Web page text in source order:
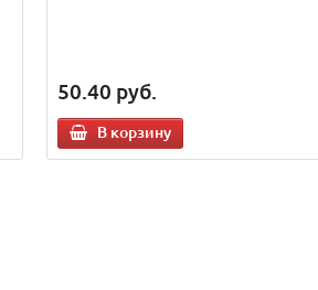
50.40 руб.
В корзину